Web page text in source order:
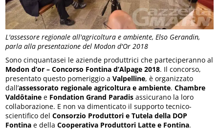
L'assessore regionale all'agricoltura e ambiente, Elso Gerandin,
parla alla presentazione del Modon d'Or 2018
Sono cinquantasei le aziende produttrici che parteciperanno al
Modon d’or – Concorso Fontina d’Alpage 2018. Il concorso,
presentato questo pomeriggio aValpelline, è organizzato
dall’assessorato regionale agricoltura e ambiente.Chambre
Valdôtaine e Fondation Grand Paradis assicurano la loro
collaborazione. E non va dimenticato il supporto tecnico-
scientifico delConsorzio Produttori e Tutela della DOP
Fontina e dellaCooperativa Produttori Latte e Fontina.